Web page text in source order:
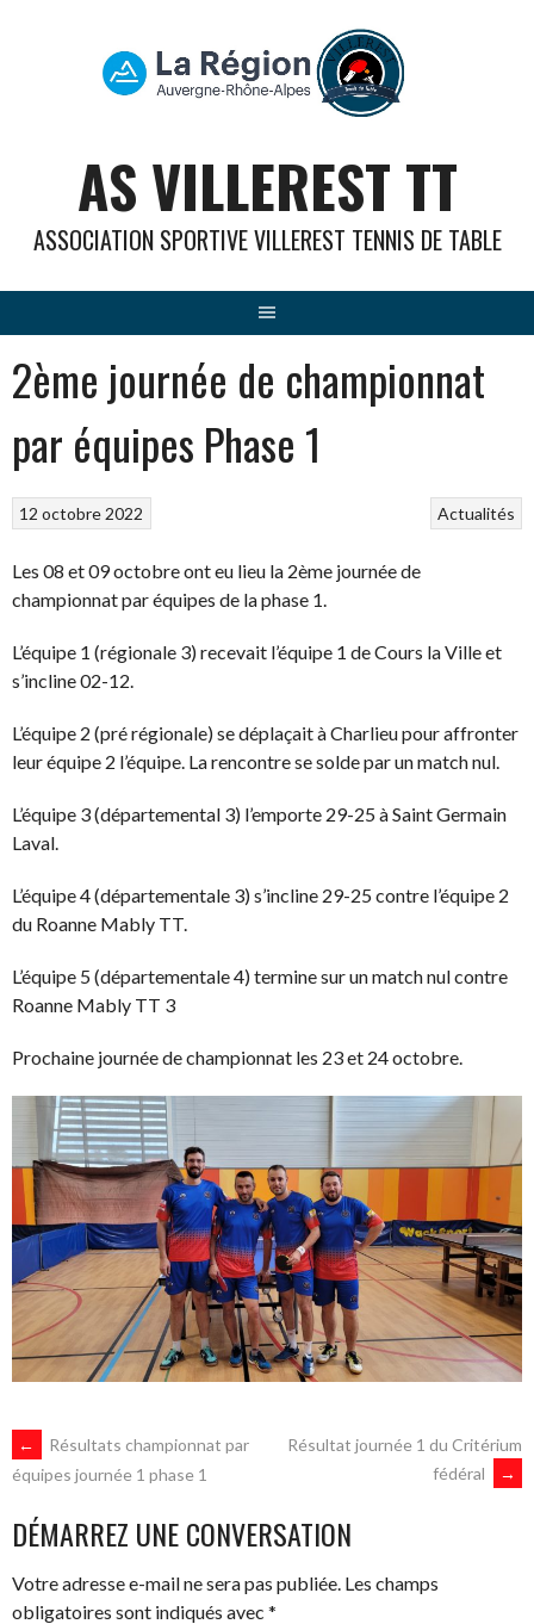
AS VILLEREST TT
ASSOCIATION SPORTIVE VILLEREST TENNIS DE TABLE
2ème journée de championnat
par équipes Phase 1
Actualités
12 octobre 2022
Les 08 et 09 octobre ont eu lieu la 2ème journée de
championnat par équipes de la phase 1.
L’équipe 1 (régionale 3) recevait l’équipe 1 de Cours la Ville et
s’incline 02-12.
L’équipe 2 (pré régionale) se déplaçait à Charlieu pour affronter
leur équipe 2 l’équipe. La rencontre se solde par un match nul.
L’équipe 3 (départemental 3) l’emporte 29-25 à Saint Germain
Laval.
L’équipe 4 (départementale 3) s’incline 29-25 contre l’équipe 2
du Roanne Mably TT.
L’équipe 5 (départementale 4) termine sur un match nul contre
Roanne Mably TT 3
Prochaine journée de championnat les 23 et 24 octobre.
NAVIGATION
DES
ARTICLES
←
Résultats championnat par
équipes journée 1 phase 1
Résultat journée 1 du Critérium
fédéral
→
DÉMARREZ UNE CONVERSATION
Votre adresse e-mail ne sera pas publiée. Les champs
obligatoires sont indiqués avec *